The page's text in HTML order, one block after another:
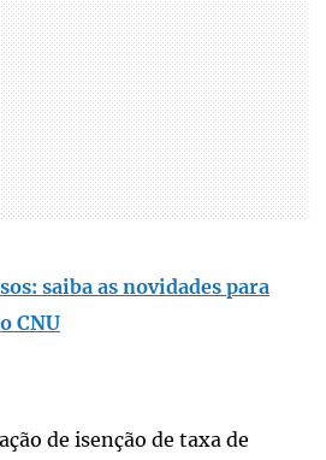
saiba as novidades para
CNU
de isenção de taxa de